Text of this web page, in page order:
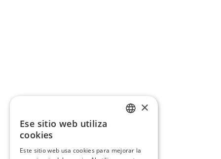
×
Ese sitio web utiliza
cookies
Este sitio web usa cookies para mejorar la